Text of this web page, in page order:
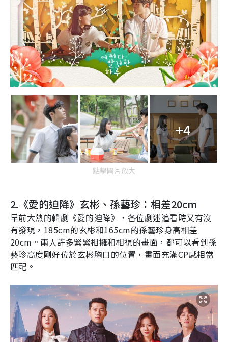
+4
點擊圖片放大
2. 《愛的迫降》玄彬、孫藝珍：相差20cm
早前大熱的韓劇《愛的迫降》，各位劇迷追看時又有沒
有發現， 185cm的玄彬和165cm的孫藝珍身高相差
20cm。兩人許多緊緊相擁和相視的畫面，都可以看到孫
藝珍高度剛好位於玄彬胸口的位置，畫面充滿CP感相當
匹配。